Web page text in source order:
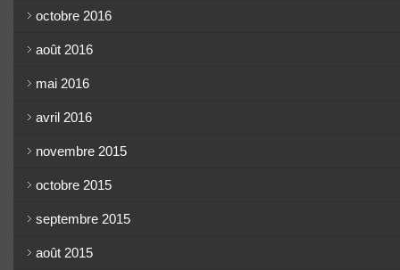
octobre 2016
août 2016
mai 2016
avril 2016
novembre 2015
octobre 2015
septembre 2015
août 2015